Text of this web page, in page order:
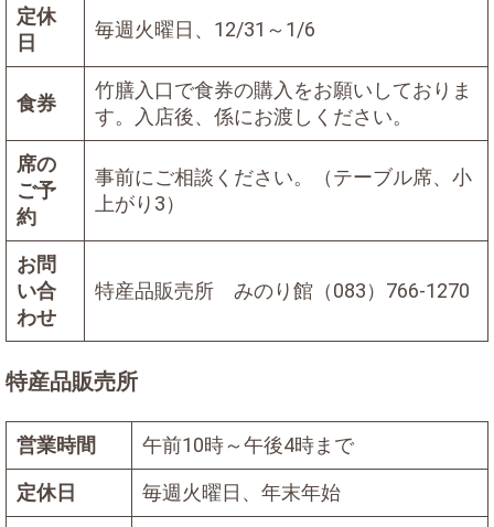
定休
日
毎週火曜日、12/31～1/6
食券
竹膳入口で食券の購入をお願いしておりま
す。入店後、係にお渡しください。
席の
ご予
約
事前にご相談ください。（テーブル席、小
上がり3）
お問
い合
わせ
特産品販売所 みのり館（083）766-1270
特産品販売所
営業時間 午前10時～午後4時まで
定休日 毎週火曜日、年末年始